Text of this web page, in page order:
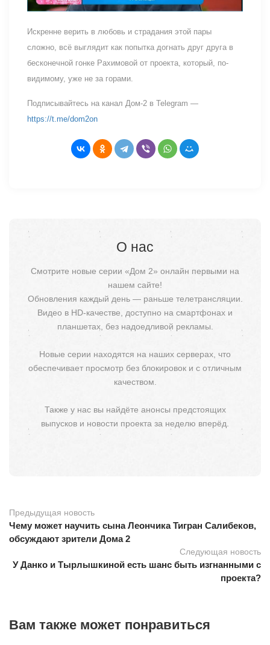
Искренне верить в любовь и страдания этой пары
сложно, всё выглядит как попытка догнать друг друга в
бесконечной гонке Рахимовой от проекта, который, по-
видимому, уже не за горами.
Подписывайтесь на канал Дом-2 в Telegram —
https://t.me/dom2on
О нас
Смотрите новые серии «Дом 2» онлайн первыми на
нашем сайте!
Обновления каждый день — раньше телетрансляции.
Видео в HD-качестве, доступно на смартфонах и
планшетах, без надоедливой рекламы.
Новые серии находятся на наших серверах, что
обеспечивает просмотр без блокировок и с отличным
качеством.
Также у нас вы найдёте анонсы предстоящих
выпусков и новости проекта за неделю вперёд.
Предыдущая новость
Чему может научить сына Леончика Тигран Салибеков,
обсуждают зрители Дома 2
Следующая новость
У Данко и Тырлышкиной есть шанс быть изгнанными с
проекта?
Вам также может понравиться